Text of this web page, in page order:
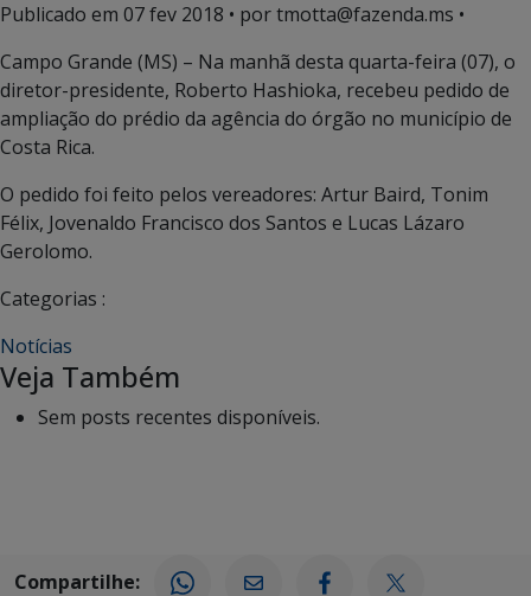
Publicado em 07 fev 2018 • por tmotta@fazenda.ms •
Campo Grande (MS) – Na manhã desta quarta-feira (07), o
diretor-presidente, Roberto Hashioka, recebeu pedido de
ampliação do prédio da agência do órgão no município de
Costa Rica.
O pedido foi feito pelos vereadores: Artur Baird, Tonim
Félix, Jovenaldo Francisco dos Santos e Lucas Lázaro
Gerolomo.
Categorias :
Notícias
Veja Também
Sem posts recentes disponíveis.
Compartilhe: